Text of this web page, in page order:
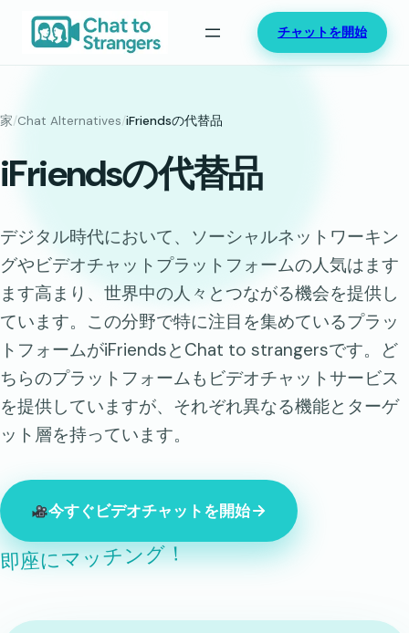
キ
プ
チャットを開始
家/Chat Alternatives/iFriendsの代替品
iFriendsの代替品
デジタル時代において、ソーシャルネットワーキン
グやビデオチャットプラットフォームの人気はます
ます高まり、世界中の人々とつながる機会を提供し
ています。この分野で特に注目を集めているプラッ
トフォームがiFriendsとChat to strangersです。ど
ちらのプラットフォームもビデオチャットサービス
を提供していますが、それぞれ異なる機能とターゲ
ット層を持っています。
今すぐビデオチャットを開始
即座にマッチング！